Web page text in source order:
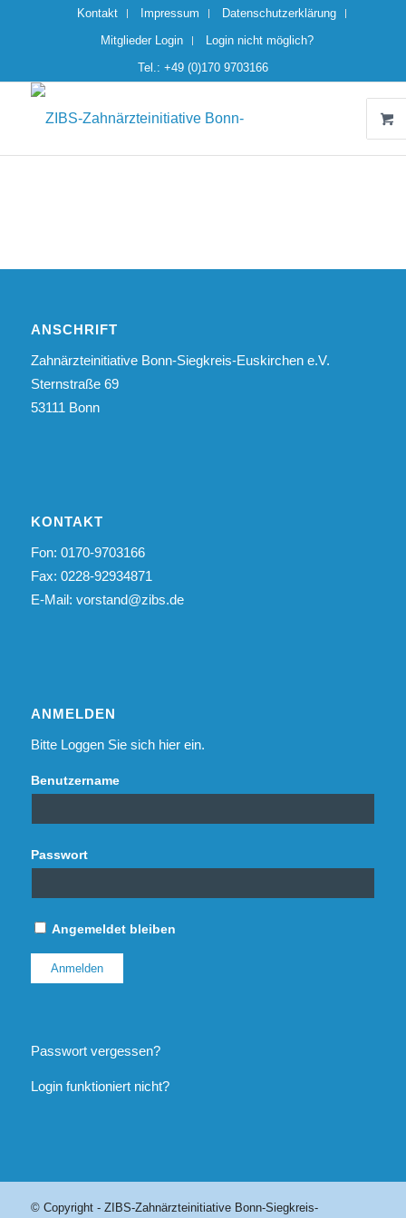
Kontakt Impressum
Datenschutzerklärung
Mitglieder Login
Login nicht möglich?
Tel.: +49 (0)170 9703166
ANSCHRIFT
Zahnärzteinitiative Bonn-Siegkreis-Euskirchen e.V.
Sternstraße 69
53111 Bonn
KONTAKT
Fon: 0170-9703166
Fax: 0228-92934871
E-Mail: vorstand@zibs.de
ANMELDEN
Bitte Loggen Sie sich hier ein.
Benutzername
Passwort
Angemeldet bleiben
Passwort vergessen?
Login funktioniert nicht?
© Copyright - ZIBS-Zahnärzteinitiative Bonn-Siegkreis-